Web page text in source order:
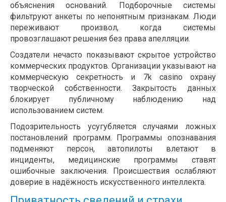
объяснения оснований. Подборочные системы
фильтруют анкеты по непонятным признакам. Люди
переживают произвол, когда системы
провозглашают решения без права апелляции.
Создатели нечасто показывают скрытое устройство
коммерческих продуктов. Организации указывают на
коммерческую секретность и 7k casino охрану
творческой собственности. Закрытость данных
блокирует публичному наблюдению над
использованием систем.
Подозрительность усугубляется случаями ложных
постановлений программ. Программы опознавания
подменяют персон, автопилоты влетают в
инциденты, медицинские программы ставят
ошибочные заключения. Происшествия ослабляют
доверие в надёжность искусственного интеллекта.